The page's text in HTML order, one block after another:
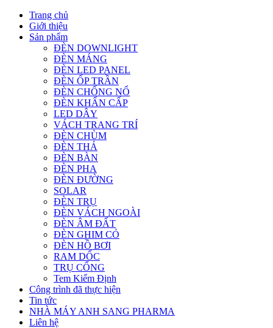
Trang chủ
Giới thiệu
Sản phẩm
ĐÈN DOWNLIGHT
ĐÈN MÁNG
ĐÈN LED PANEL
ĐÈN ỐP TRẦN
ĐÈN CHỐNG NỔ
ĐÈN KHẨN CẤP
LED DÂY
VÁCH TRANG TRÍ
ĐÈN CHÙM
ĐÈN THẢ
ĐÈN BÀN
ĐÈN PHA
ĐÈN ĐƯỜNG
SOLAR
ĐÈN TRỤ
ĐÈN VÁCH NGOÀI
ĐÈN ÂM ĐẤT
ĐÈN GHIM CỎ
ĐÈN HỒ BƠI
RAM DỐC
TRỤ CỔNG
Tem Kiểm Định
Công trình đã thực hiện
Tin tức
NHÀ MÁY ANH SANG PHARMA
Liên hệ